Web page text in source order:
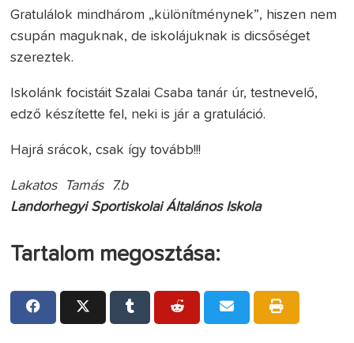
Gratulálok mindhárom „különítménynek”, hiszen nem
csupán maguknak, de iskolájuknak is dicsőséget
szereztek.
Iskolánk focistáit Szalai Csaba tanár úr, testnevelő,
edző készítette fel, neki is jár a gratuláció.
Hajrá srácok, csak így tovább!!!
Lakatos Tamás 7.b
Landorhegyi Sportiskolai Általános Iskola
Tartalom megosztása: